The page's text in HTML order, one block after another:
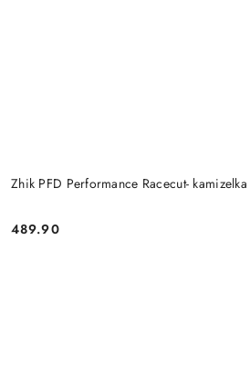
Zhik PFD Performance Racecut-
Cena:
489.90